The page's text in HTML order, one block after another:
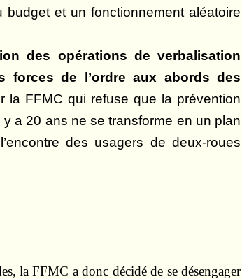
et un fonctionnement aléatoire
des opérations de verbalisation
forces de l’ordre aux abords des
la FFMC qui refuse que la prévention
a 20 ans ne se transforme en un plan
des usagers de deux-roues
la FFMC a donc décidé de se désengager